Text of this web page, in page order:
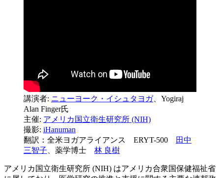
講演者: ニューヨーク・イシュタヨガ、Yogiraj
Alan Finger氏
主催: アメリカ国立衛生研究所 (NIH)
撮影: iHanuman
翻訳：全米ヨガアライアンス ERYT-500
田中
三智子 、薬学博士 林 良樹
アメリカ国立衛生研究所 (NIH) はアメリカ合衆国保健福祉省